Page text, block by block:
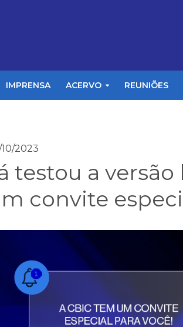
IMPRENSA ACERVO REUNIÕES
2023
testou a versão
convite